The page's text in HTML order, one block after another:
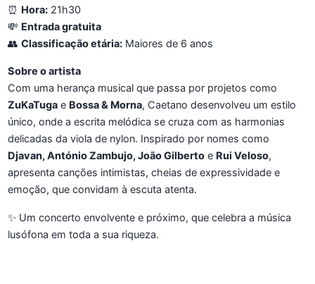
⏰ Hora: 21h30
💸 Entrada gratuita
👥 Classificação etária: Maiores de 6 anos
Sobre o artista
Com uma herança musical que passa por projetos como
ZuKaTuga e Bossa & Morna, Caetano desenvolveu um estilo
único, onde a escrita melódica se cruza com as harmonias
delicadas da viola de nylon. Inspirado por nomes como
Djavan, António Zambujo, João Gilberto e Rui Veloso,
apresenta canções intimistas, cheias de expressividade e
emoção, que convidam à escuta atenta.
✨ Um concerto envolvente e próximo, que celebra a música
lusófona em toda a sua riqueza.